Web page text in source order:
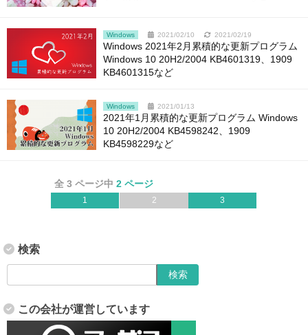
Windows 2021/02/10 2021/02/19
Windows 2021年2月累積的な更新プログラム
Windows 10 20H2/2004 KB4601319、1909
KB4601315など
Windows 2021/01/13
2021年1月累積的な更新プログラム Windows
10 20H2/2004 KB4598242、1909
KB4598229など
全 3 ページ中 2 ページ
1 2 3
検索
この会社が運営しています